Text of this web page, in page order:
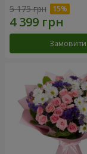
5 175 грн
Замовити